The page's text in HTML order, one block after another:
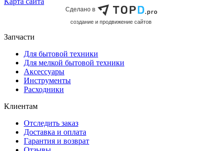
Сделано в
cоздание и продвижение сайтов
Запчасти
Для бытовой техники
Для мелкой бытовой техники
Аксессуары
Инструменты
Расходники
Клиентам
Отследить заказ
Доставка и оплата
Гарантия и возврат